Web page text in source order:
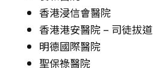
香港浸信會醫院
香港港安醫院 – 司徒拔道
明德國際醫院
聖保祿醫院